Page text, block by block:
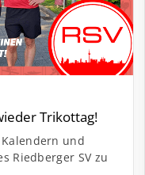
Trikottag!
und
Riedberger SV zu